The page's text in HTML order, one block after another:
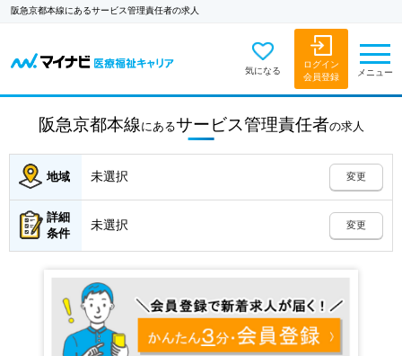
阪急京都本線にあるサービス管理責任者の求人
気になる
ログイン
会員登録
メニュー
阪急京都本線 にあるサービス管理責任者の求人
地域 未選択 変更
詳細
条件
未選択 変更